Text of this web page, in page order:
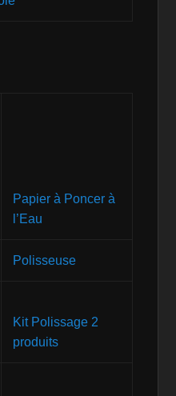
Papier à Poncer à
l’Eau
Polisseuse
Kit Polissage 2
produits